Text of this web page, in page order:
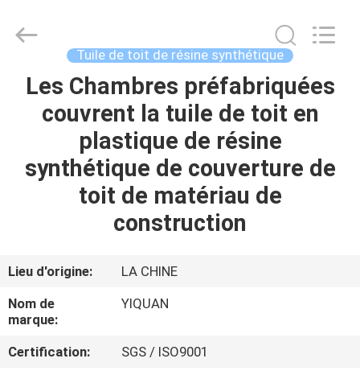
MAISON
PRODUITS
NOUS
VISITE
D'USINE
Yiquan
Plastic
Tuile de toit de résine synthétique
Les Chambres préfabriquées
couvrent la tuile de toit en
plastique de résine
synthétique de couverture de
toit de matériau de
construction
Lieu d'origine:
LA CHINE
Nom de
marque:
YIQUAN
Certification:
SGS / ISO9001